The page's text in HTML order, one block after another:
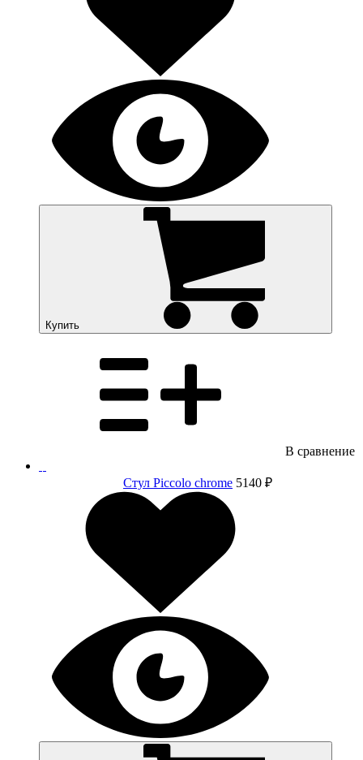
Купить
В сравнение
Стул Piccolo chrome 5140 ₽